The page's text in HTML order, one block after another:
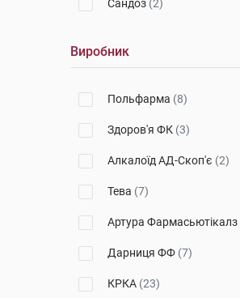
Сандоз (2)
Виробник
Польфарма (8)
Здоров'я ФК (3)
Алкалоїд АД-Скоп'є (2)
Тева (7)
Артура Фармасьютікалз
Дарниця ФФ (7)
КРКА (23)